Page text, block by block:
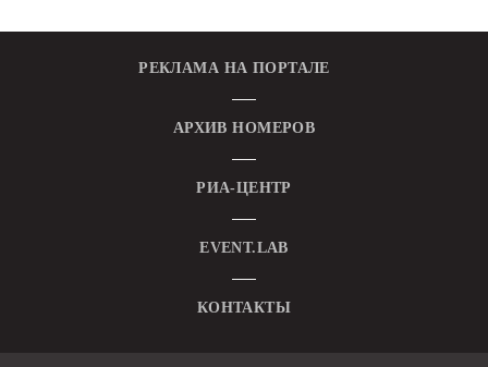
РЕКЛАМА НА ПОРТАЛЕ
АРХИВ НОМЕРОВ
РИА-ЦЕНТР
EVENT.LAB
КОНТАКТЫ